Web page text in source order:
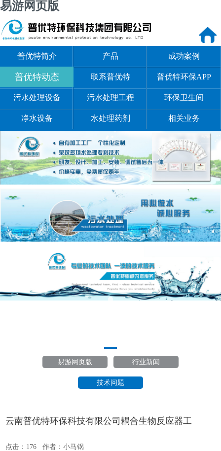
易游网页版
普优特简介 产品 成功案例
普优特动态 联系普优特 普优特环保APP
污水处理设备 污水处理工程 环保卫生间
净水设备 水处理药剂 相关业务
易游网页版 行业新闻
技术问题
云南普优特环保科技有限公司耦合生物反应器工
点击：176 作者：小马锅